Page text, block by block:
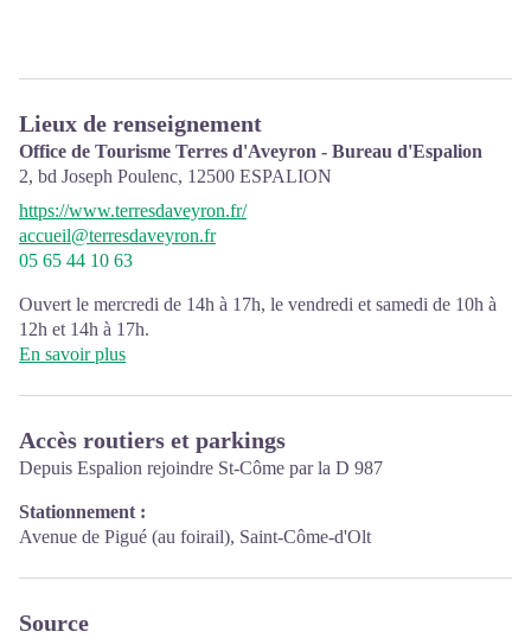
Lieux de renseignement
Office de Tourisme Terres d'Aveyron - Bureau d'Espalion
2, bd Joseph Poulenc, 12500 ESPALION
https://www.terresdaveyron.fr/
accueil@terresdaveyron.fr
05 65 44 10 63
Ouvert le mercredi de 14h à 17h, le vendredi et samedi de 10h à
12h et 14h à 17h.
En savoir plus
Accès routiers et parkings
Depuis Espalion rejoindre St-Côme par la D 987
Stationnement :
Avenue de Pigué (au foirail), Saint-Côme-d'Olt
Source